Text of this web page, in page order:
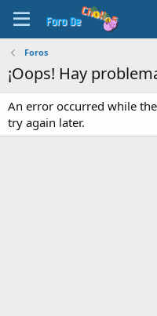
Foros
¡Oops! Hay
An error occurred while
try again later.